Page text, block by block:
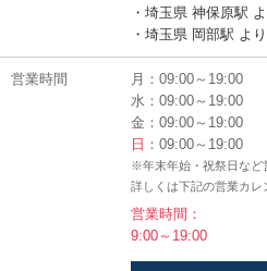
・埼玉県 神保原駅
・埼玉県 岡部駅 よ
営業時間 月：09:00～19:00
水：09:00～19:00
金：09:00～19:00
日 ：09:00～19:00
※年末年始・祝祭日など
詳しくは下記の営業カレ
営業時間：
9:00～19:00